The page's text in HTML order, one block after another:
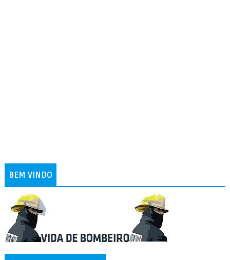
BEM VINDO